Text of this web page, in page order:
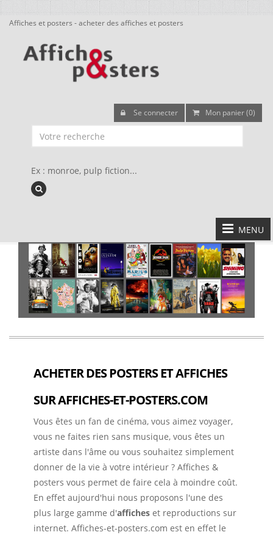
Affiches et posters - acheter des affiches et posters
Se connecter Mon panier (0)
Ex : monroe, pulp fiction...
MENU
ACHETER DES POSTERS ET AFFICHES
SUR AFFICHES-ET-POSTERS.COM
Vous êtes un fan de cinéma, vous aimez voyager,
vous ne faites rien sans musique, vous êtes un
artiste dans l'âme ou vous souhaitez simplement
donner de la vie à votre intérieur ? Affiches &
posters vous permet de faire cela à moindre coût.
En effet aujourd'hui nous proposons l'une des
plus large gamme d'affiches et reproductions sur
internet. Affiches-et-posters.com est en effet le